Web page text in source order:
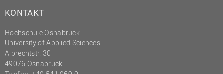
KONTAKT
Hochschule Osnabrück
University of Applied Sciences
Albrechtstr. 30
49076 Osnabrück